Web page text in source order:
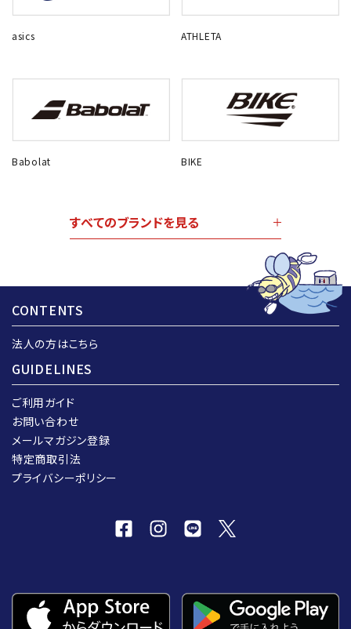
asics ATHLETA
Babolat BIKE
すべてのブランドを見る
CONTENTS
法人の方はこちら
GUIDELINES
ご利用ガイド
お問い合わせ
メールマガジン登録
特定商取引法
プライバシーポリシー